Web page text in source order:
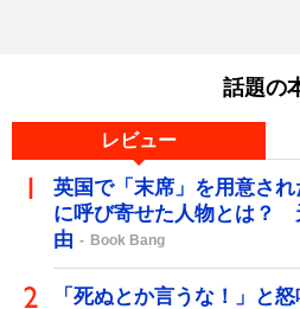
話題の
レビュー
英国で「末席」を用意され
に呼び寄せた人物とは？
由
Book Bang
「死ぬとか言うな！」と